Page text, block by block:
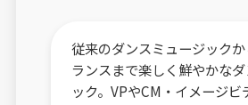
従来のダンスミュージック
ランスまで楽しく鮮やかな
ック。VPやCM・イメージビ